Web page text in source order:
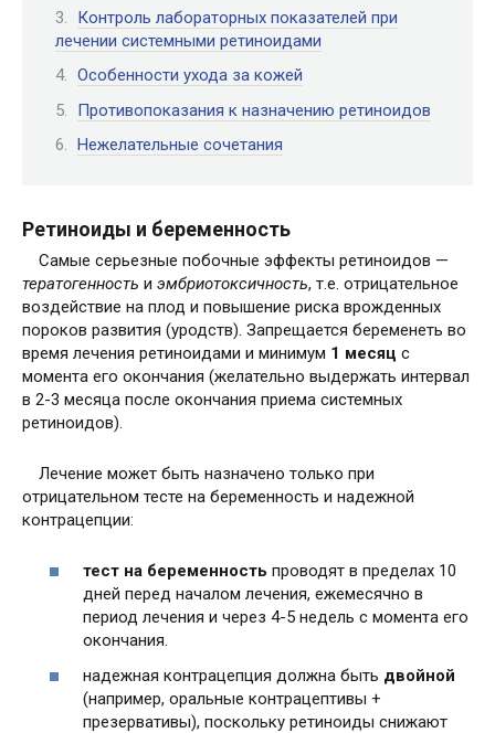
Контроль лабораторных показателей при
лечении системными ретиноидами
Особенности ухода за кожей
Противопоказания к назначению ретиноидов
Нежелательные сочетания
Ретиноиды и беременность
Самые серьезные побочные эффекты ретиноидов —
тератогенность и эмбриотоксичность, т.е. отрицательное
воздействие на плод и повышение риска врожденных
пороков развития (уродств). Запрещается беременеть во
время лечения ретиноидами и минимум 1 месяц с
момента его окончания (желательно выдержать интервал
в 2-3 месяца после окончания приема системных
ретиноидов).
Лечение может быть назначено только при
отрицательном тесте на беременность и надежной
контрацепции:
тест на беременность проводят в пределах 10
дней перед началом лечения, ежемесячно в
период лечения и через 4-5 недель с момента его
окончания.
надежная контрацепция должна быть двойной
(например, оральные контрацептивы +
презервативы), поскольку ретиноиды снижают